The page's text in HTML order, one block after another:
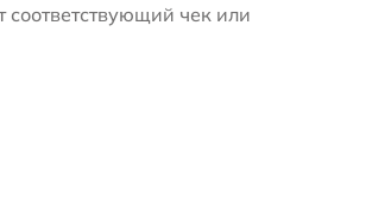
чек или